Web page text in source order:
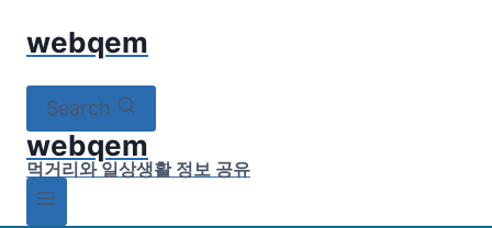
content
webqem
Search
webqem
먹거리와 일상생활 정보 공유